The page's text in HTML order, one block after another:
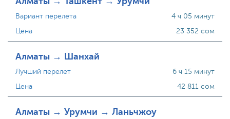
Вариант перелета
Цена
4 ч 05 минут
23 352 сом
Алматы → Шанхай
Лучший перелет
Цена
6 ч 15 минут
42 811 сом
Алматы → Урумчи → Ланьчжоу